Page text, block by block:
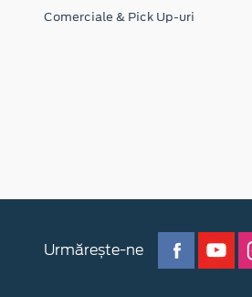
Comerciale & Pick Up-uri
Urmărește-ne